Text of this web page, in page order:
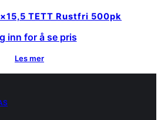
TETT Rustfri 500pk
inn for å se pris
Les mer